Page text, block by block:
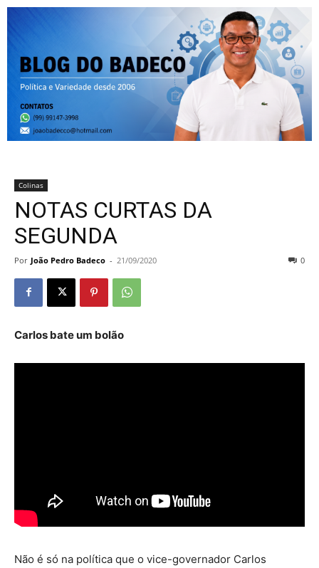
Colinas
NOTAS CURTAS DA
SEGUNDA
Por João Pedro Badeco - 21/09/2020 0
Carlos bate um bolão
Não é só na política que o vice-governador Carlos